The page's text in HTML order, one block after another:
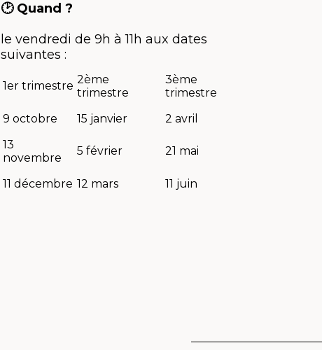
🕑 Quand ?
le vendredi de 9h à 11h aux dates
suivantes :
1er trimestre 2ème
trimestre
3ème
trimestre
9 octobre
15 janvier
2 avril
13
novembre
5 février 21 mai
11 décembre 12 mars 11 juin